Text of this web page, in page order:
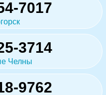
7017
3714
Челны
9762